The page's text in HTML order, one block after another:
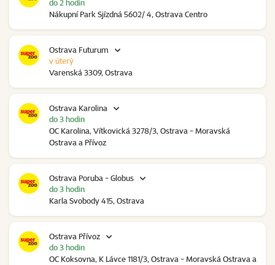
Nákupní Park Sjízdná 5602/ 4, Ostrava Centro
do 2 hodin
Ostrava Futurum
Varenská 3309, Ostrava
v úterý
Ostrava Karolina
OC Karolina, Vítkovická 3278/3, Ostrava - Moravská
Ostrava a Přívoz
do 3 hodin
Ostrava Poruba - Globus
Karla Svobody 415, Ostrava
do 3 hodin
Ostrava Přívoz
OC Koksovna, K Lávce 1181/3, Ostrava - Moravská Ostrava a
do 3 hodin